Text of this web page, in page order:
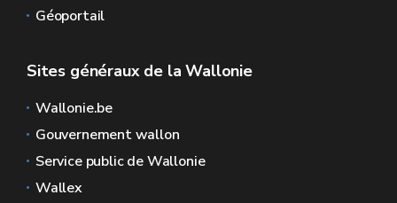
Géoportail
Sites généraux de la Wallonie
Wallonie.be
Gouvernement wallon
Service public de Wallonie
Wallex